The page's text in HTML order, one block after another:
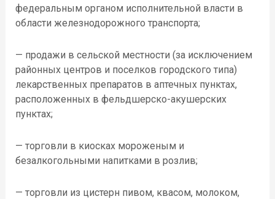
федеральным органом исполнительной власти в
области железнодорожного транспорта;
— продажи в сельской местности (за исключением
районных центров и поселков городского типа)
лекарственных препаратов в аптечных пунктах,
расположенных в фельдшерско-акушерских
пунктах;
— торговли в киосках мороженым и
безалкогольными напитками в розлив;
— торговли из цистерн пивом, квасом, молоком,